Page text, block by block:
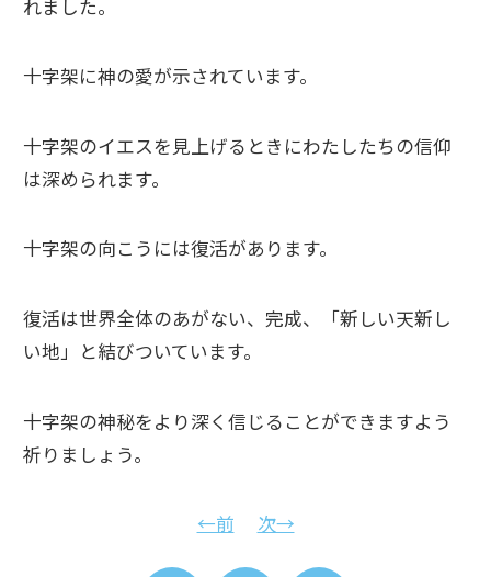
れました。
十字架に神の愛が示されています。
十字架のイエスを見上げるときにわたしたちの信仰
は深められます。
十字架の向こうには復活があります。
復活は世界全体のあがない、完成、「新しい天新し
い地」と結びついています。
十字架の神秘をより深く信じることができますよう
祈りましょう。
←前 次→